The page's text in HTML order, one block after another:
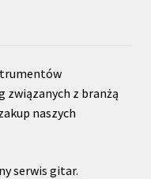
związanych z branżą
naszych
serwis gitar.